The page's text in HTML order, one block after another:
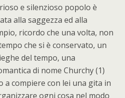
e silenzioso popolo è
alla saggezza ed alla
ricordo che una volta, non
che si è conservato, un
del tempo, una
di nome Churchy (1)
a compiere con lei una gita in
ogni cosa nel modo